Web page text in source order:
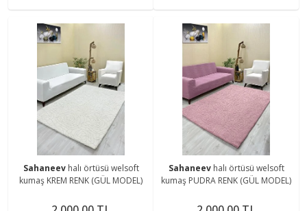
Sahaneev halı örtüsü welsoft
kumaş KREM RENK (GÜL MODEL)
Sahaneev halı örtüsü welsoft
kumaş PUDRA RENK (GÜL MODEL)